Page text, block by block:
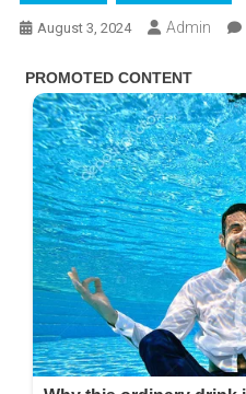
August 3, 2024 Admin